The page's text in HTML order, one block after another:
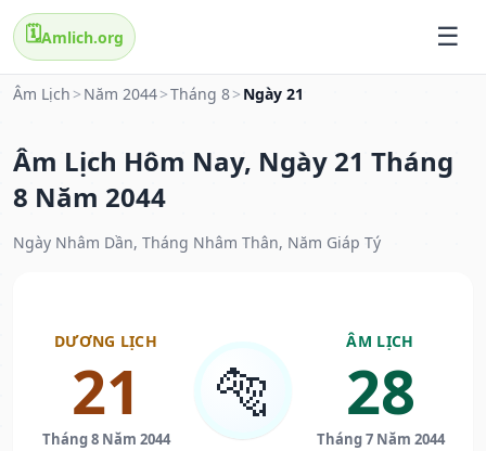
🗓️Amlich.org
Âm Lịch > Năm 2044>Tháng 8> Ngày 21
Âm Lịch Hôm Nay, Ngày 21 Tháng
8 Năm 2044
Ngày Nhâm Dần, Tháng Nhâm Thân, Năm Giáp Tý
DƯƠNG LỊCH
21
Tháng 8 Năm 2044
🐅
ÂM LỊCH
28
Tháng 7 Năm 2044